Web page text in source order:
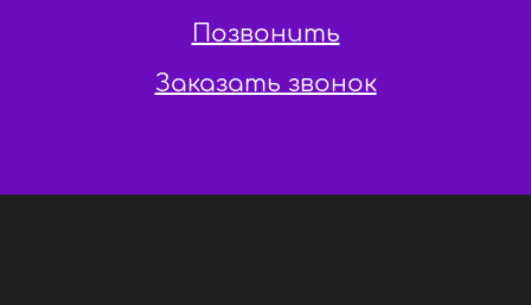
Позвонить
Заказать звонок